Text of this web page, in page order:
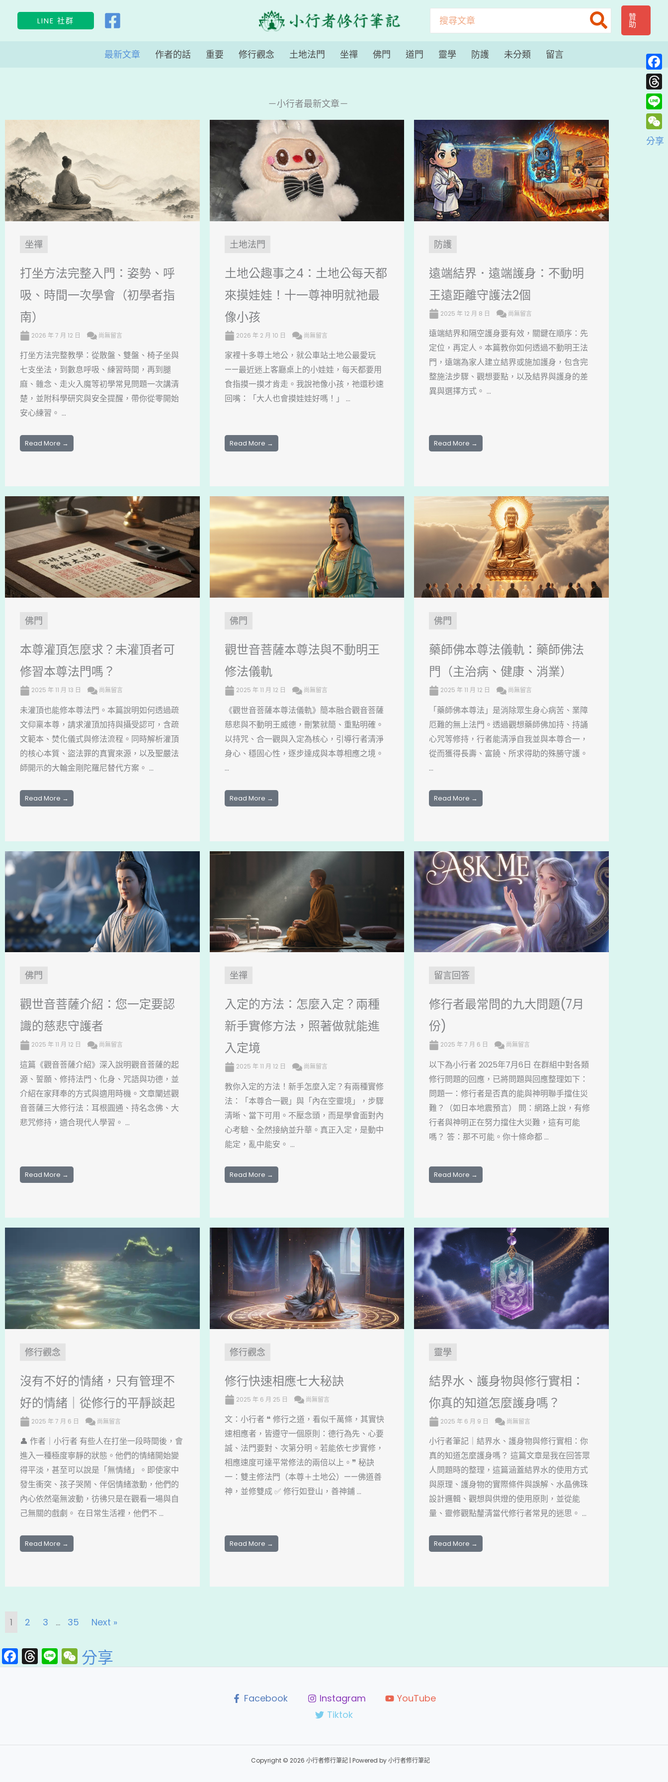
LINE 社群
尋：
贊
助
最新文章 作者的話 重要 修行觀念 土地法門 坐禪 佛門 道門 靈學 防護 未分類 留言
－小行者最新文章－
坐禪
打坐方法完整入門：姿勢、呼
吸、時間一次學會（初學者指
南）
2026 年 7 月 12 日 尚無留言
打坐方法完整教學：從散盤、雙盤、椅子坐與
七支坐法，到數息呼吸、練習時間，再到腿
麻、雜念、走火入魔等初學常見問題一次講清
楚，並附科學研究與安全提醒，帶你從零開始
安心練習。 ...
Read More →
土地法門
土地公趣事之4：土地公每天都
來摸娃娃！十一尊神明就祂最
像小孩
2026 年 2 月 10 日 尚無留言
家裡十多尊土地公，就公車站土地公最愛玩
——最近迷上客廳桌上的小娃娃，每天都要用
食指摸一摸才肯走。我說祂像小孩，祂還秒速
回嘴：「大人也會摸娃娃好嗎！」 ...
Read More →
防護
遠端結界．遠端護身：不動明
王遠距離守護法2個
2025 年 12 月 8 日 尚無留言
遠端結界和隔空護身要有效，關鍵在順序：先
定位，再定人。本篇教你如何透過不動明王法
門，遠端為家人建立結界或施加護身，包含完
整施法步驟、觀想要點，以及結界與護身的差
異與選擇方式。 ...
Read More →
佛門
本尊灌頂怎麼求？未灌頂者可
修習本尊法門嗎？
2025 年 11 月 13 日 尚無留言
未灌頂也能修本尊法門。本篇說明如何透過疏
文仰稟本尊，請求灌頂加持與攝受認可，含疏
文範本、焚化儀式與修法流程。同時解析灌頂
的核心本質、盜法罪的真實來源，以及聖嚴法
師開示的大輪金剛陀羅尼替代方案。 ...
Read More →
佛門
觀世音菩薩本尊法與不動明王
修法儀軌
2025 年 11 月 12 日 尚無留言
《觀世音菩薩本尊法儀軌》簡本融合觀音菩薩
慈悲與不動明王威德，刪繁就簡、重點明確。
以持咒、合一觀與入定為核心，引導行者清淨
身心、穩固心性，逐步達成與本尊相應之境。
...
Read More →
佛門
藥師佛本尊法儀軌：藥師佛法
門（主治病、健康、消業）
2025 年 11 月 12 日 尚無留言
「藥師佛本尊法」是消除眾生身心病苦、業障
厄難的無上法門。透過觀想藥師佛加持、持誦
心咒等修持，行者能清淨自我並與本尊合一，
從而獲得長壽、富饒、所求得助的殊勝守護。
...
Read More →
佛門
觀世音菩薩介紹：您一定要認
識的慈悲守護者
2025 年 11 月 12 日 尚無留言
這篇《觀音菩薩介紹》深入說明觀音菩薩的起
源、誓願、修持法門、化身、咒語與功德，並
介紹在家拜奉的方式與適用時機。文章闡述觀
音菩薩三大修行法：耳根圓通、持名念佛、大
悲咒修持，適合現代人學習。 ...
Read More →
坐禪
入定的方法：怎麼入定？兩種
新手實修方法，照著做就能進
入定境
2025 年 11 月 12 日 尚無留言
教你入定的方法！新手怎麼入定？有兩種實修
法：「本尊合一觀」與「內在空靈境」，步驟
清晰、當下可用。不壓念頭，而是學會面對內
心考驗、全然接納並升華。真正入定，是動中
能定，亂中能安。 ...
Read More →
留言回答
修行者最常問的九大問題(7月
份)
2025 年 7 月 6 日 尚無留言
以下為小行者 2025年7月6日 在群組中對各類
修行問題的回應，已將問題與回應整理如下：
問題一：修行者是否真的能與神明聯手擋住災
難？（如日本地震預言） 問：網路上說，有修
行者與神明正在努力擋住大災難，這有可能
嗎？ 答：那不可能。你十條命都 ...
Read More →
修行觀念
沒有不好的情緒，只有管理不
好的情緒｜從修行的平靜談起
2025 年 7 月 6 日 尚無留言
👤 作者｜小行者 有些人在打坐一段時間後，會
進入一種極度寧靜的狀態。他們的情緒開始變
得平淡，甚至可以說是「無情緒」。即使家中
發生衝突、孩子哭鬧、伴侶情緒激動，他們的
內心依然毫無波動，彷彿只是在觀看一場與自
己無關的戲劇。 在日常生活裡，他們不 ...
Read More →
修行觀念
修行快速相應七大秘訣
2025 年 6 月 25 日 尚無留言
文：小行者 ❝ 修行之道，看似千萬條，其實快
速相應者，皆遵守一個原則：德行為先、心要
誠、法門要對、次第分明。若能依七步實修，
相應速度可達平常修法的兩倍以上。❞ 秘訣
一：雙主修法門（本尊＋土地公）——佛道善
神，並修雙成 ✅ 修行如登山，善神鋪 ...
Read More →
靈學
結界水、護身物與修行實相：
你真的知道怎麼護身嗎？
2025 年 6 月 9 日 尚無留言
小行者筆記｜結界水、護身物與修行實相：你
真的知道怎麼護身嗎？ 這篇文章是我在回答眾
人問題時的整理，這篇涵蓋結界水的使用方式
與原理、護身物的實際條件與誤解、水晶佛珠
設計邏輯、觀想與供燈的使用原則，並從能
量、靈修觀點釐清當代修行者常見的迷思。 ...
Read More →
1 2 3 ... 35 Next »
F
a
o
T
hr
Li
n
W
e
分享
Facebook Instagram
YouTube
Tiktok
Copyright © 2026 小行者修行筆記 | Powered by 小行者修行筆記
Line
分享